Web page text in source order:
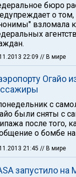
бюро
о том,
взломала
22:09 // В мире
Огайо
с
были сняты с
после того,
о бомбе на
21:45 // В мире
запустило на